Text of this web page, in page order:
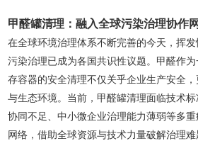
甲醛罐清理：融入全球污染治理协作
在全球环境治理体系不断完善的今天，挥发
污染治理已成为各国共识性议题。甲醛作
存容器的安全清理不仅关乎企业生产安全
与生态环境。当前，甲醛罐清理面临技术
协同不足、中小微企业治理能力薄弱等多
网络，借助全球资源与技术力量破解治理